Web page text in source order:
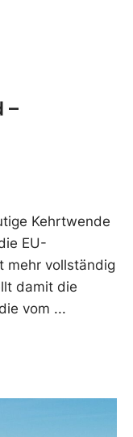
–
Kehrtwende
EU-
mehr vollständig
damit die
vom